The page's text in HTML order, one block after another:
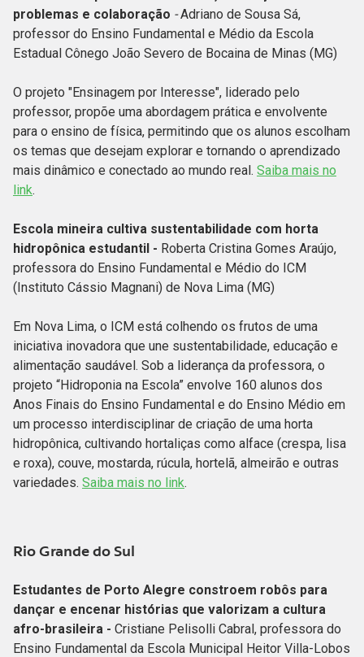
problemas e colaboração -Adriano de Sousa Sá,
professor do Ensino Fundamental e Médio da Escola
Estadual Cônego João Severo de Bocaina de Minas (MG)
O projeto "Ensinagem por Interesse", liderado pelo
professor, propõe uma abordagem prática e envolvente
para o ensino de física, permitindo que os alunos escolham
os temas que desejam explorar e tornando o aprendizado
mais dinâmico e conectado ao mundo real. Saiba mais no
link.
Escola mineira cultiva sustentabilidade com horta
hidropônica estudantil - Roberta Cristina Gomes Araújo,
professora do Ensino Fundamental e Médio do ICM
(Instituto Cássio Magnani) de Nova Lima (MG)
Em Nova Lima, o ICM está colhendo os frutos de uma
iniciativa inovadora que une sustentabilidade, educação e
alimentação saudável. Sob a liderança da professora, o
projeto “Hidroponia na Escola” envolve 160 alunos dos
Anos Finais do Ensino Fundamental e do Ensino Médio em
um processo interdisciplinar de criação de uma horta
hidropônica, cultivando hortaliças como alface (crespa, lisa
e roxa), couve, mostarda, rúcula, hortelã, almeirão e outras
variedades. Saiba mais no link.
Rio Grande do Sul
Estudantes de Porto Alegre constroem robôs para
dançar e encenar histórias que valorizam a cultura
afro-brasileira - Cristiane Pelisolli Cabral, professora do
Ensino Fundamental da Escola Municipal Heitor Villa-Lobos